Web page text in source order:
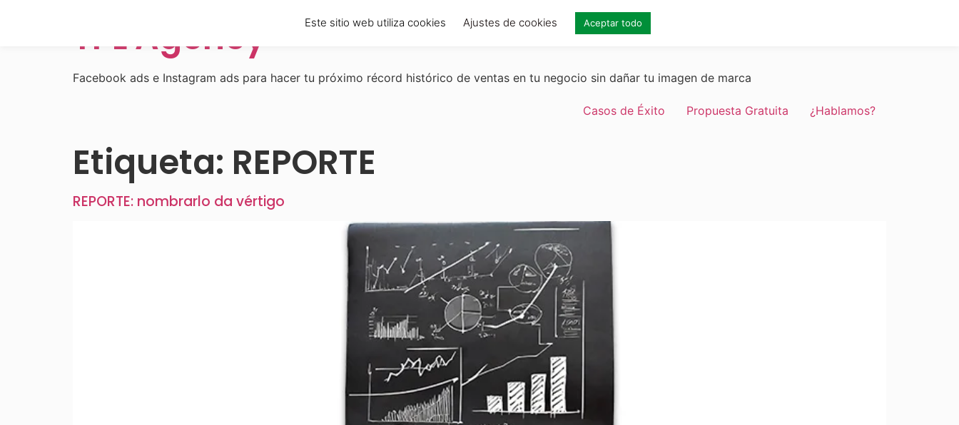
TPL Agency
Facebook ads e Instagram ads para hacer tu próximo récord histórico de ventas en tu negocio sin dañar tu imagen de marca
Casos de Éxito Propuesta Gratuita ¿Hablamos?
Etiqueta: REPORTE
REPORTE: nombrarlo da vértigo
Este sitio web utiliza cookies Ajustes de cookies Aceptar todo